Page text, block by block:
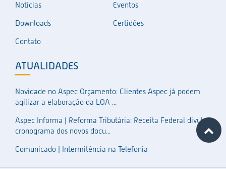
Notícias
Eventos
Downloads
Certidões
Contato
ATUALIDADES
Novidade no Aspec Orçamento: Clientes Aspec já podem
agilizar a elaboração da LOA ...
Aspec Informa | Reforma Tributária: Receita Federal divulga
cronograma dos novos docu...
Comunicado | Intermitência na Telefonia